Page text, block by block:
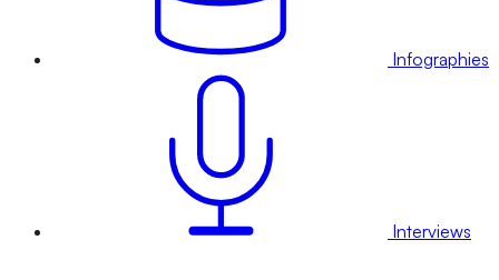
Infographies
Interviews